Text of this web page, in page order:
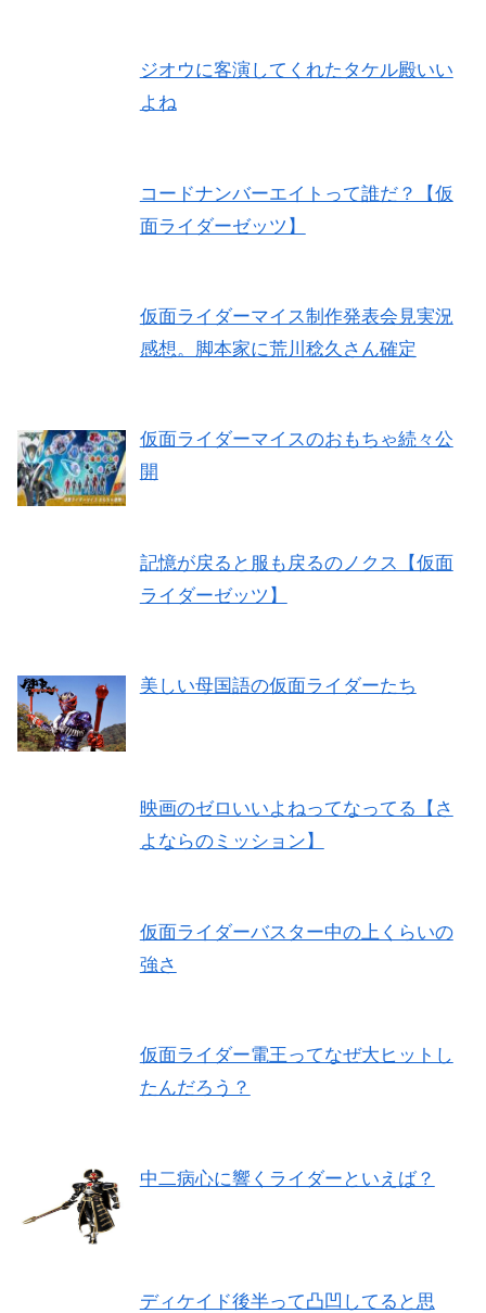
ジオウに客演してくれたタケル殿いい
よね
コードナンバーエイトって誰だ？【仮
面ライダーゼッツ】
仮面ライダーマイス制作発表会見実況
感想。脚本家に荒川稔久さん確定
仮面ライダーマイスのおもちゃ続々公
開
記憶が戻ると服も戻るのノクス【仮面
ライダーゼッツ】
美しい母国語の仮面ライダーたち
映画のゼロいいよねってなってる【さ
よならのミッション】
仮面ライダーバスター中の上くらいの
強さ
仮面ライダー電王ってなぜ大ヒットし
たんだろう？
中二病心に響くライダーといえば？
ディケイド後半って凸凹してると思